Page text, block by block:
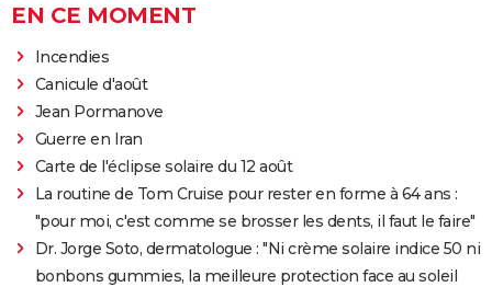
EN CE MOMENT
Incendies
Canicule d'août
Jean Pormanove
Guerre en Iran
Carte de l'éclipse solaire du 12 août
La routine de Tom Cruise pour rester en forme à 64 ans :
"pour moi, c'est comme se brosser les dents, il faut le faire"
Dr. Jorge Soto, dermatologue : "Ni crème solaire indice 50 ni
bonbons gummies, la meilleure protection face au soleil